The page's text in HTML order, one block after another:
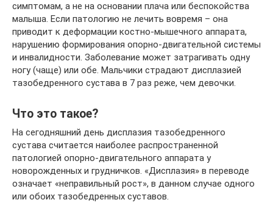
симптомам, а не на основании плача или беспокойства
малыша. Если патологию не лечить вовремя – она
приводит к деформации костно-мышечного аппарата,
нарушению формирования опорно-двигательной системы
и инвалидности. Заболевание может затрагивать одну
ногу (чаще) или обе. Мальчики страдают дисплазией
тазобедренного сустава в 7 раз реже, чем девочки.
Что это такое?
На сегодняшний день дисплазия тазобедренного
сустава считается наиболее распространенной
патологией опорно-двигательного аппарата у
новорожденных и грудничков. «Дисплазия» в переводе
означает «неправильный рост», в данном случае одного
или обоих тазобедренных суставов.